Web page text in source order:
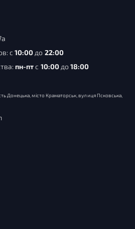
с 10:00 до 22:00
пн-птс 10:00до18:00
Донецька, місто Краматорськ, вулиця Псковська,